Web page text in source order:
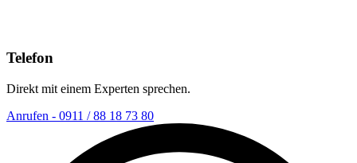
Telefon
Direkt mit einem Experten sprechen.
Anrufen - 0911 / 88 18 73 80